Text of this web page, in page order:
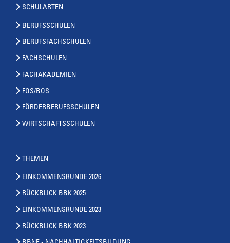
SCHULARTEN
BERUFSSCHULEN
BERUFSFACHSCHULEN
FACHSCHULEN
FACHAKADEMIEN
FOS/BOS
FÖRDERBERUFSSCHULEN
WIRTSCHAFTSSCHULEN
THEMEN
EINKOMMENSRUNDE 2026
RÜCKBLICK BBK 2025
EINKOMMENSRUNDE 2023
RÜCKBLICK BBK 2023